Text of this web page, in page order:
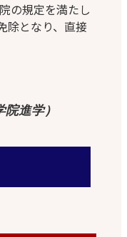
の規定を満たし
除となり、直接
進学）